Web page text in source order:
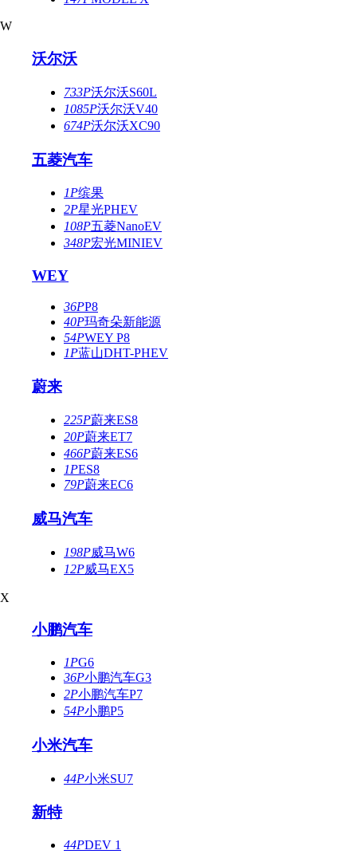
W
沃尔沃
733P沃尔沃S60L
1085P沃尔沃V40
674P沃尔沃XC90
五菱汽车
1P缤果
2P星光PHEV
108P五菱NanoEV
348P宏光MINIEV
WEY
36PP8
40P玛奇朵新能源
54PWEY P8
1P蓝山DHT-PHEV
蔚来
225P蔚来ES8
20P蔚来ET7
466P蔚来ES6
1PES8
79P蔚来EC6
威马汽车
198P威马W6
12P威马EX5
X
小鹏汽车
1PG6
36P小鹏汽车G3
2P小鹏汽车P7
54P小鹏P5
小米汽车
44P小米SU7
新特
44PDEV 1